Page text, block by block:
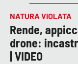
NATURA VIOLATA
Rende,
drone:
| VIDEO